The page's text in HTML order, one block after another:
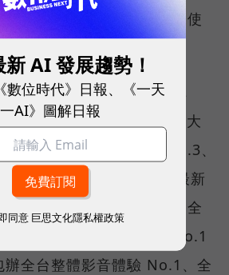
任何地點都能穩定連線的使
在國際權威網路分析機構
評比結果。今年初，台灣大
4G／5G 在線率全球 No.3、
榮譽，在 Opensignal 最新
體驗報告中，更一舉斬獲全
驗」與「品質一致性」No.1
辦全台整體影音體驗 No.1、全
AI 發展趨勢！
數位時代》日報、《一天
一AI》圖解日報
同意 巨思文化隱私權政策